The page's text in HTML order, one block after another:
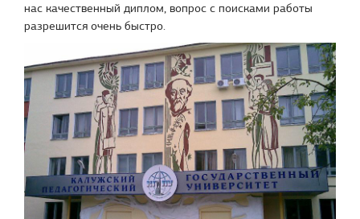
нас качественный диплом, вопрос с поисками работы
разрешится очень быстро.